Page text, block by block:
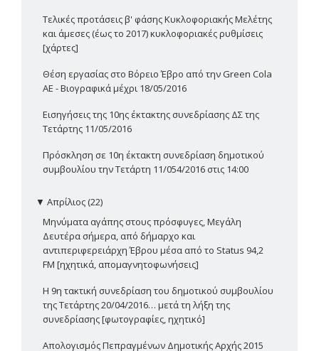
Τελικές προτάσεις β' φάσης Κυκλοφοριακής Μελέτης
και άμεσες (έως το 2017) κυκλοφοριακές ρυθμίσεις
[χάρτες]
Θέση εργασίας στο Βόρειο Έβρο από την Green Cola
ΑΕ - Βιογραφικά μέχρι 18/05/2016
Εισηγήσεις της 10ης έκτακτης συνεδρίασης ΔΣ της
Τετάρτης 11/05/2016
Πρόσκληση σε 10η έκτακτη συνεδρίαση δημοτικού
συμβουλίου την Τετάρτη 11/054/2016 στις 14:00
▼ Απρίλιος (22)
Μηνύματα αγάπης στους πρόσφυγες, Μεγάλη
Δευτέρα σήμερα, από δήμαρχο και
αντιπεριφερειάρχη Έβρου μέσα από το Status 94,2
FM [ηχητικά, απομαγνητοφωνήσεις]
Η 9η τακτική συνεδρίαση του δημοτικού συμβουλίου
της Τετάρτης 20/04/2016… μετά τη λήξη της
συνεδρίασης [φωτογραφίες, ηχητικό]
Απολογισμός Πεπραγμένων Δημοτικής Αρχής 2015